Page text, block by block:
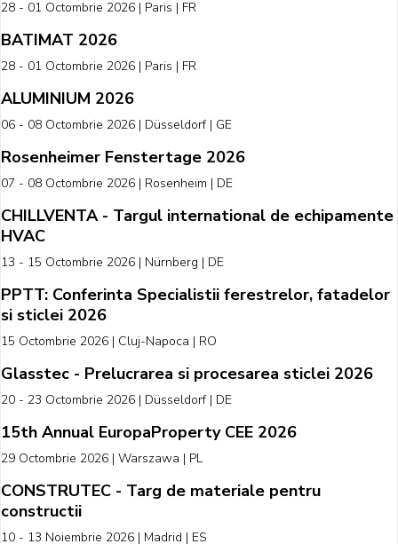
28 - 01 Octombrie 2026 | Paris | FR
BATIMAT 2026
28 - 01 Octombrie 2026 | Paris | FR
ALUMINIUM 2026
06 - 08 Octombrie 2026 | Düsseldorf | GE
Rosenheimer Fenstertage 2026
07 - 08 Octombrie 2026 | Rosenheim | DE
CHILLVENTA - Targul international de echipamente
HVAC
13 - 15 Octombrie 2026 | Nürnberg | DE
PPTT: Conferinta Specialistii ferestrelor, fatadelor
si sticlei 2026
15 Octombrie 2026 | Cluj-Napoca | RO
Glasstec - Prelucrarea si procesarea sticlei 2026
20 - 23 Octombrie 2026 | Düsseldorf | DE
15th Annual EuropaProperty CEE 2026
29 Octombrie 2026 | Warszawa | PL
CONSTRUTEC - Targ de materiale pentru
constructii
10 - 13 Noiembrie 2026 | Madrid | ES